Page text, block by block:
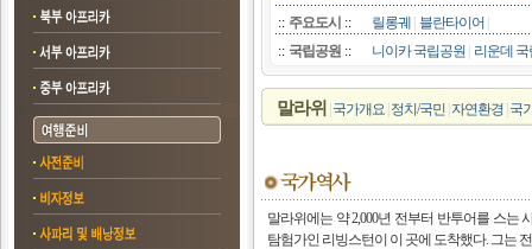
:: 주요도시 :: 릴롱궤 블란타이어
:: 국립공원 :: 니이카 국립공원 리운데
말라위 국가개요 정치/국민 자연환경 국
말라위에는 약 2,000년 전부터 반투어를 스는
탐험가인 리빙스턴이 이 곳에 도착했다. 그는